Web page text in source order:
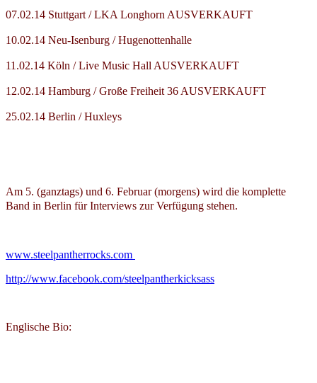
07.02.14 Stuttgart / LKA Longhorn AUSVERKAUFT
10.02.14 Neu-Isenburg / Hugenottenhalle
11.02.14 Köln / Live Music Hall AUSVERKAUFT
12.02.14 Hamburg / Große Freiheit 36 AUSVERKAUFT
25.02.14 Berlin / Huxleys
Am 5. (ganztags) und 6. Februar (morgens) wird die komplette
Band in Berlin für Interviews zur Verfügung stehen.
www.steelpantherrocks.com
http://www.facebook.com/steelpantherkicksass
Englische Bio: